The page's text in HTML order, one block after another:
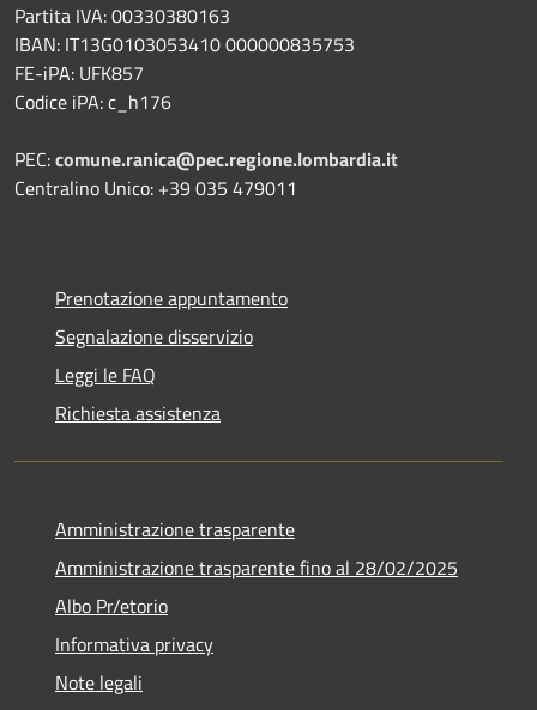
Partita IVA: 00330380163
IBAN: IT13G0103053410 000000835753
FE-iPA: UFK857
Codice iPA: c_h176
PEC:comune.ranica@pec.regione.lombardia.it
Centralino Unico: +39 035 479011
Prenotazione appuntamento
Segnalazione disservizio
Leggi le FAQ
Richiesta assistenza
Amministrazione trasparente
Amministrazione trasparente fino al 28/02/2025
Albo Pr/etorio
Informativa privacy
Note legali